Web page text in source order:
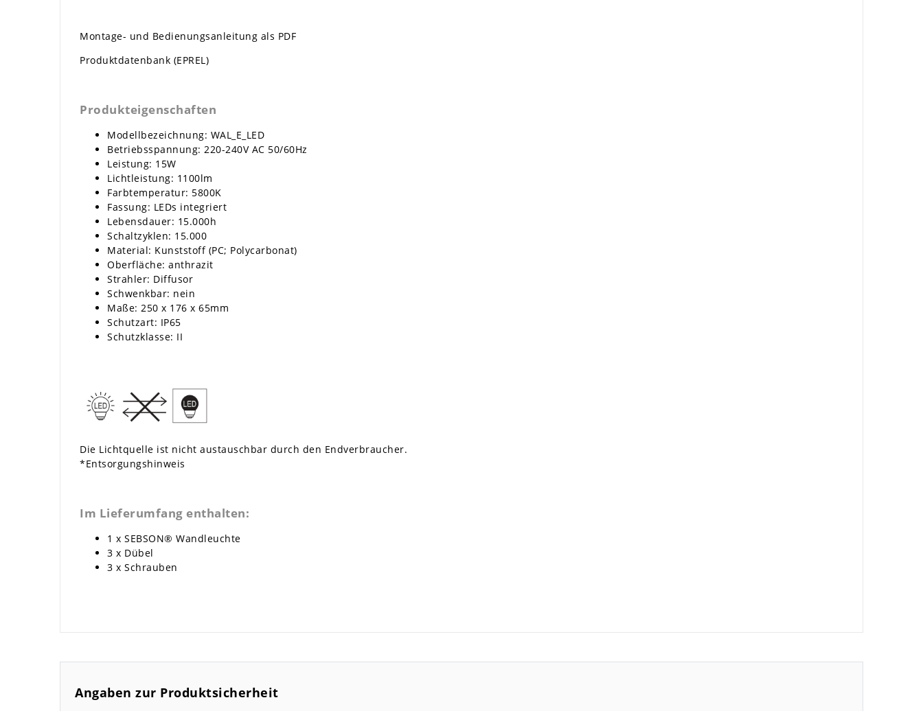
Montage- und Bedienungsanleitung als PDF
Produktdatenbank (EPREL)
Produkteigenschaften
Modellbezeichnung: WAL_E_LED
Betriebsspannung: 220-240V AC 50/60Hz
Leistung: 15W
Lichtleistung: 1100lm
Farbtemperatur: 5800K
Fassung: LEDs integriert
Lebensdauer: 15.000h
Schaltzyklen: 15.000
Material: Kunststoff (PC; Polycarbonat)
Oberfläche: anthrazit
Strahler: Diffusor
Schwenkbar: nein
Maße: 250 x 176 x 65mm
Schutzart: IP65
Schutzklasse: II
Die Lichtquelle ist nicht austauschbar durch den Endverbraucher.
*Entsorgungshinweis
Im Lieferumfang enthalten:
1 x SEBSON® Wandleuchte
3 x Dübel
3 x Schrauben
Angaben zur Produktsicherheit